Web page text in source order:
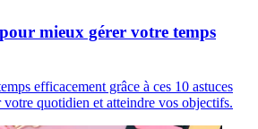
mieux gérer votre temps
efficacement grâce à ces 10 astuces
quotidien et atteindre vos objectifs.